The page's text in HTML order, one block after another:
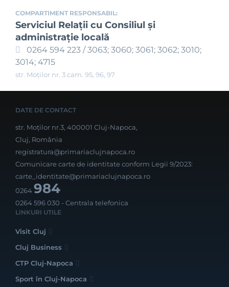
COMPARTIMENT RESPONSABIL:
Serviciul Relaţii cu Consiliul şi
administraţie locală
0264 594 223 / 3063; 3060; 3061; 3062; 3010;
3014; 4715
str. Moților nr. 3 cam. 95, 96, 97
DATE DE CONTACT
str. Moților nr.3, 400001 Cluj-Napoca,
Cluj, România
registratura@primariaclujnapoca.ro
Comunicare carte de identitate conform Legii 9/2023:
carte_identitate@primariaclujnapoca.ro
0264984
0264 596 030 - Centrala telefonica
LINKURI UTILE
Visit Cluj
Cluj Business
CTP Cluj-Napoca
Sport în Cluj-Napoca